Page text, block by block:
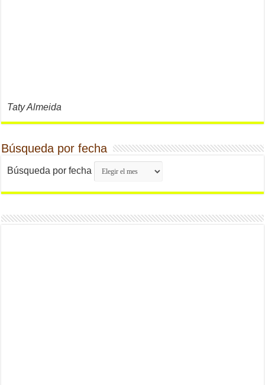
Taty Almeida
Búsqueda por fecha
Búsqueda por fecha